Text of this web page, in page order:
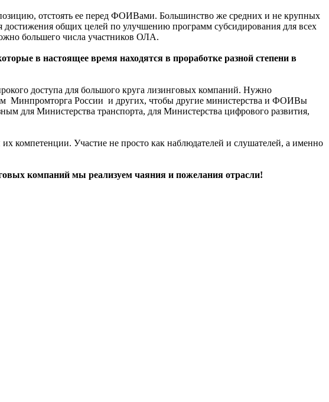
отстоять ее перед ФОИВами. Большинство же средних и не крупных
достижения общих целей по улучшению программ субсидирования для всех
большего числа участников ОЛА.
в настоящее время находятся в проработке разной степени в
доступа для большого круга лизинговых компаний. Нужно
Минпромторга России и других, чтобы другие министерства и ФОИВы
для Министерства транспорта, для Министерства цифрового развития,
компетенции. Участие не просто как наблюдателей и слушателей, а именно
компаний мы реализуем чаяния и пожелания отрасли!